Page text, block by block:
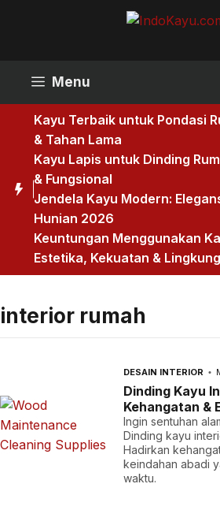
Menu
Kayu Terbaik untuk Pondasi
& Tahan Lama
Kayu Lapis untuk Dinding
& Fungsional
Jendela Kayu Modern:
Hunian 2026
Keuntungan Menggunakan
Estetika, Kekuatan &
interior rumah
DESAIN INTERIOR
Dinding Kayu
Kehangatan &
Ingin sentuhan
Dinding kayu
Hadirkan
keindahan abadi
waktu.